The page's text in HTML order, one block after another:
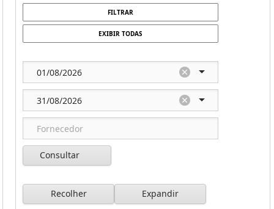
FILTRAR
EXIBIR TODAS
Consultar
Recolher Expandir